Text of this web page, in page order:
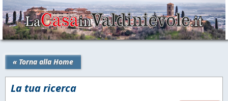
« Torna alla Home
La tua ricerca